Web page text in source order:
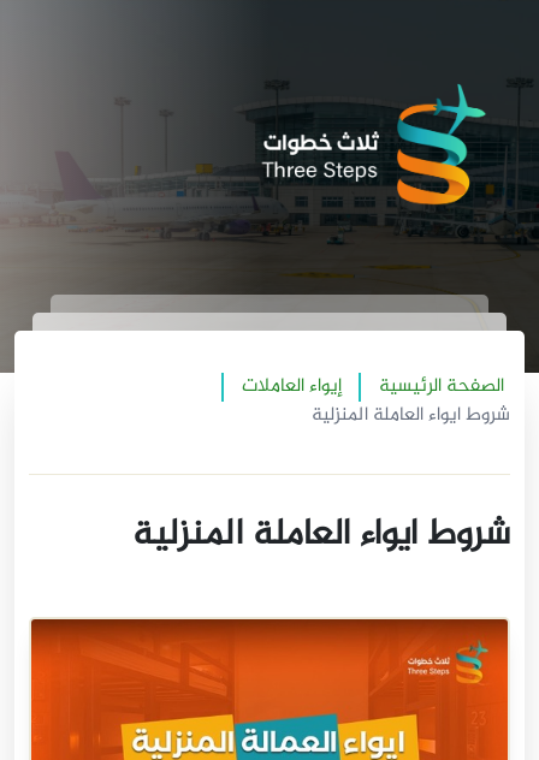
الصفحة الرئيسية
إيواء العاملات
شروط ايواء العاملة المنزلية
شروط ايواء العاملة المنزلية